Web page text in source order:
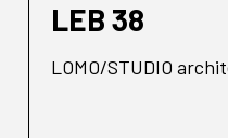
LEB 38
LOMO/STUDIO